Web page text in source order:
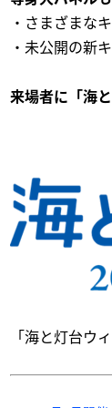
・さまざまな
・未公開の新
来場者に「海
「海と灯台ウ